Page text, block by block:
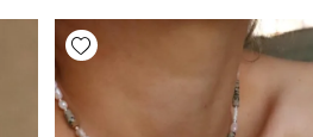
Add wishlist